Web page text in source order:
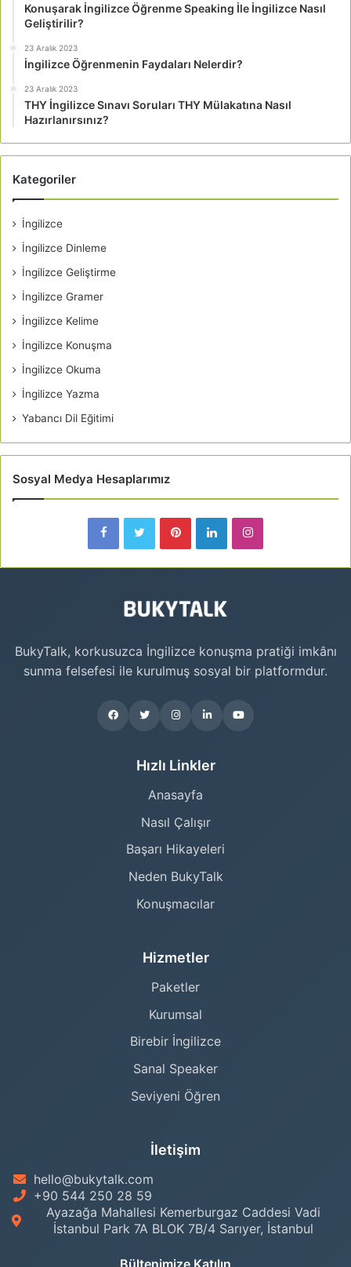
Konuşarak İngilizce Öğrenme Speaking İle İngilizce Nasıl
Geliştirilir?
23 Aralık 2023
İngilizce Öğrenmenin Faydaları Nelerdir?
23 Aralık 2023
THY İngilizce Sınavı Soruları THY Mülakatına Nasıl
Hazırlanırsınız?
Kategoriler
İngilizce
İngilizce Dinleme
İngilizce Geliştirme
İngilizce Gramer
İngilizce Kelime
İngilizce Konuşma
İngilizce Okuma
İngilizce Yazma
Yabancı Dil Eğitimi
Sosyal Medya Hesaplarımız
BukyTalk, korkusuzca İngilizce konuşma pratiği imkânı
sunma felsefesi ile kurulmuş sosyal bir platformdur.
Hızlı Linkler
Anasayfa
Nasıl Çalışır
Başarı Hikayeleri
Neden BukyTalk
Konuşmacılar
Hizmetler
Paketler
Kurumsal
Birebir İngilizce
Sanal Speaker
Seviyeni Öğren
İletişim
hello@bukytalk.com
+90 544 250 28 59
Ayazağa Mahallesi Kemerburgaz Caddesi Vadi
İstanbul Park 7A BLOK 7B/4 Sarıyer, İstanbul
Bültenimize Katılın